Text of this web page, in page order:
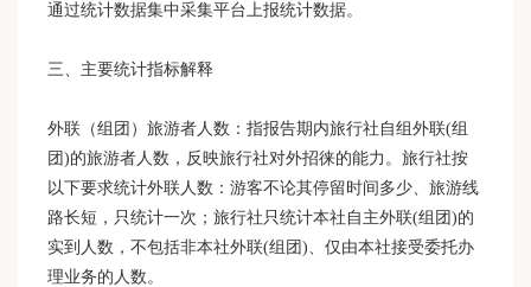
通过统计数据集中采集平台上报统计数据。
三、主要统计指标解释
外联（组团）旅游者人数：指报告期内旅行社自组外联(组
团)的旅游者人数，反映旅行社对外招徕的能力。旅行社按
以下要求统计外联人数：游客不论其停留时间多少、旅游线
路长短，只统计一次；旅行社只统计本社自主外联(组团)的
实到人数，不包括非本社外联(组团)、仅由本社接受委托办
理业务的人数。